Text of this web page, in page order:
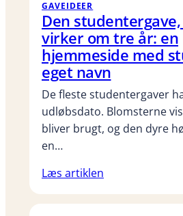
GAVEIDEER
Den
virker om tre år: en
hjemmeside med
eget navn
De fleste studentergaver
udløbsdato. Blomsterne
bliver brugt, og den dyre
en…
Læs artiklen